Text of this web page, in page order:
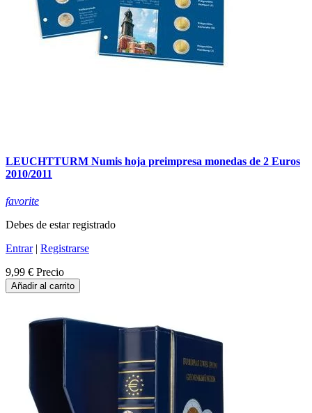
LEUCHTTURM Numis hoja preimpresa monedas de 2 Euros
2010/2011
favorite
Debes de estar registrado
Entrar| Registrarse
9,99 € Precio
Añadir al carrito